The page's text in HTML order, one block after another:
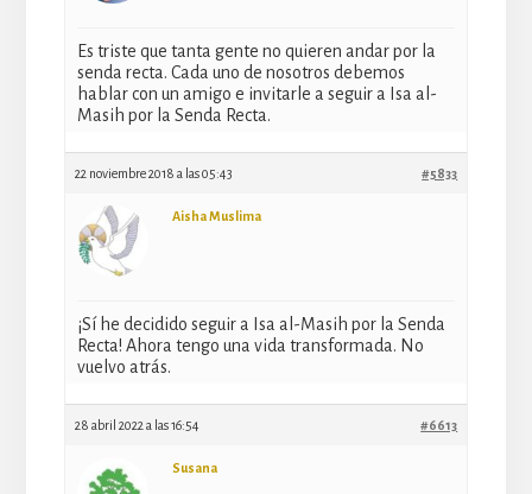
Es triste que tanta gente no quieren andar por la
senda recta. Cada uno de nosotros debemos
hablar con un amigo e invitarle a seguir a Isa al-
Masih por la Senda Recta.
22 noviembre 2018 a las 05:43 #5833
Aisha Muslima
¡Sí he decidido seguir a Isa al-Masih por la Senda
Recta! Ahora tengo una vida transformada. No
vuelvo atrás.
28 abril 2022 a las 16:54 #6613
Susana